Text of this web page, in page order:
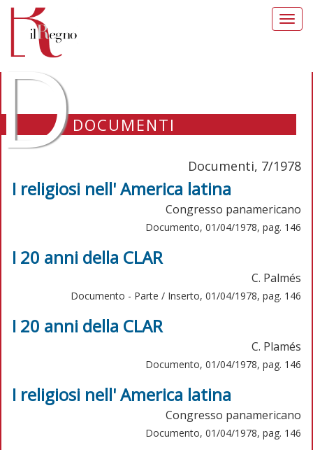
DOCUMENTI
Documenti, 7/1978
I religiosi nell' America latina
Congresso panamericano
Documento, 01/04/1978, pag. 146
I 20 anni della CLAR
C. Palmés
Documento - Parte / Inserto, 01/04/1978, pag. 146
I 20 anni della CLAR
C. Plamés
Documento, 01/04/1978, pag. 146
I religiosi nell' America latina
Congresso panamericano
Documento, 01/04/1978, pag. 146